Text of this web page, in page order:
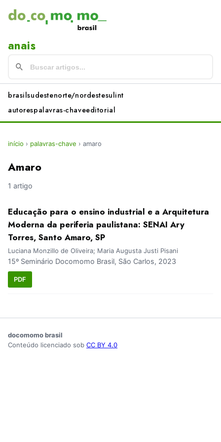
anais
brasilsudestenorte/nordestesulint
autorespalavras-chaveeditorial
início › palavras-chave › amaro
Amaro
1 artigo
Educação para o ensino industrial e a Arquitetura
Moderna da periferia paulistana: SENAI Ary
Torres, Santo Amaro, SP
Luciana Monzillo de Oliveira; Maria Augusta Justi Pisani
15º Seminário Docomomo Brasil, São Carlos, 2023
PDF
docomomo brasil
Conteúdo licenciado sob CC BY 4.0